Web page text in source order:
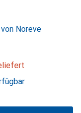
Noreve